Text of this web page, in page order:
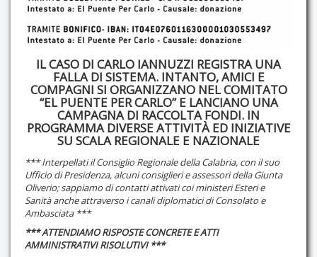
IL CASO DI CARLO IANNUZZI REGISTRA UNA
FALLA DI SISTEMA. INTANTO, AMICI E
COMPAGNI SI ORGANIZZANO NEL COMITATO
“EL PUENTE PER CARLO” E LANCIANO UNA
CAMPAGNA DI RACCOLTA FONDI. IN
PROGRAMMA DIVERSE ATTIVITÀ ED INIZIATIVE
SU SCALA REGIONALE E NAZIONALE
*** Interpellati il Consiglio Regionale della Calabria, con il suo
Ufficio di Presidenza, alcuni consiglieri e assessori della Giunta
Oliverio; sappiamo di contatti attivati coi ministeri Esteri e
Sanità anche attraverso i canali diplomatici di Consolato e
Ambasciata ***
*** ATTENDIAMO RISPOSTE CONCRETE E ATTI
AMMINISTRATIVI RISOLUTIVI ***